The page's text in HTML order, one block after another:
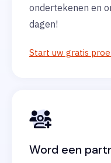
ondertekenen en
dagen!
Start uw gratis
Word een